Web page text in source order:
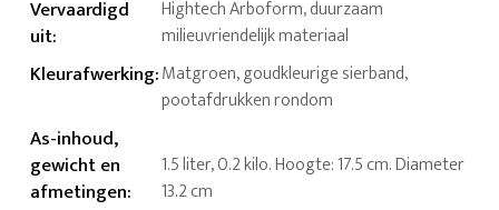
Vervaardigd
uit:
Hightech Arboform, duurzaam
milieuvriendelijk materiaal
Kleurafwerking:Matgroen, goudkleurige sierband,
pootafdrukken rondom
As-inhoud,
gewicht en
afmetingen:
1.5 liter, 0.2 kilo. Hoogte: 17.5 cm. Diameter
13.2 cm